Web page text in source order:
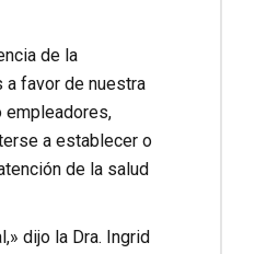
de la
a favor de nuestra
empleadores,
a establecer o
de la salud
dijo la Dra. Ingrid